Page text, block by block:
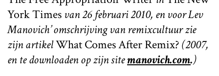
York Timesvan 26 februari 2010, en voor Lev
Manovich’ omschrijving van remixcultuur zie
zijn artikelWhat Comes After Remix?(2007,
en te downloaden op zijn sitemanovich.com.)